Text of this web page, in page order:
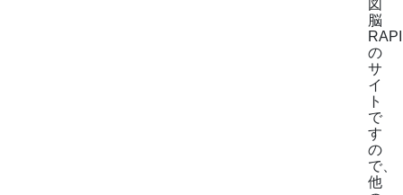
図
脳
の
サ
イ
ト
で
す
の
で、
他